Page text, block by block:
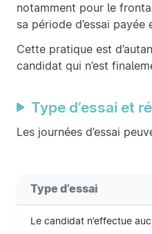
notamment pour le
sa période d’essai payée
Cette pratique est
candidat qui n’est
Type d’essai et
Les journées d’essai
Type d’essai
Le candidat n’effectue